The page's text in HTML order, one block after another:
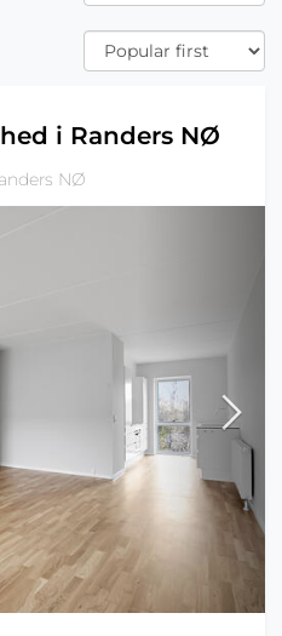
i Randers NØ
NØ